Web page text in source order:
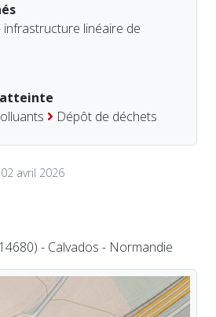
linéaire de
Dépôt de déchets
avril 2026
- Calvados - Normandie